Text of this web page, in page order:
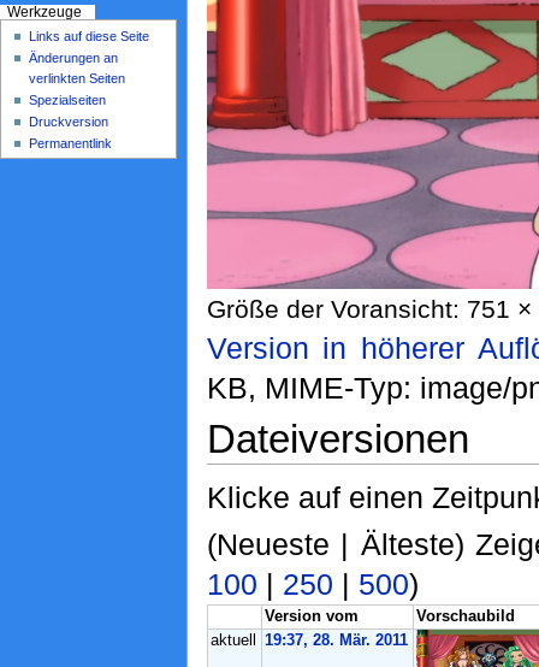
Größe der Voransicht: 751
Version in höherer
KB, MIME-Typ: image/
Dateiversionen
Klicke auf einen
(Neueste | Älteste)
100 | 250 | 500)
Version vom
Vorschaubild
aktuell
19:37, 28. Mär. 2011
Werkzeuge
Links auf diese Seite
Änderungen an
verlinkten Seiten
Spezialseiten
Druckversion
Permanentlink